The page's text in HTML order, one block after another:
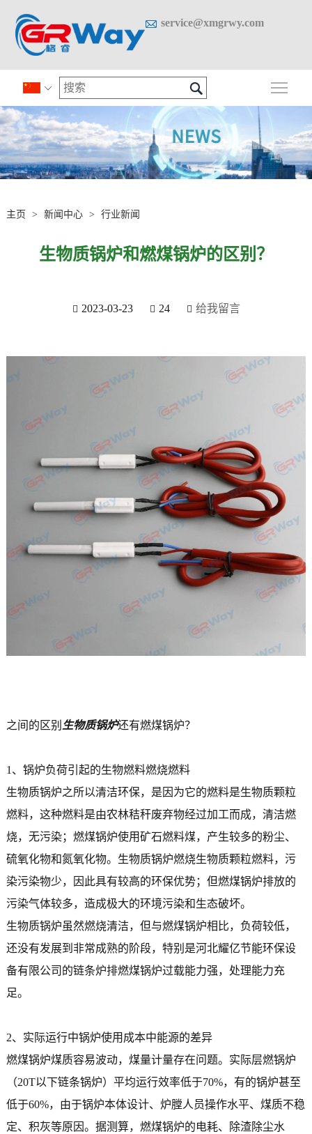
 service@xmgrwy.com
 
主页 > 新闻中心 > 行业新闻
生物质锅炉和燃煤锅炉的区别？
2023-03-23 24 给我留言
之间的区别 生物质锅炉还有燃煤锅炉？
1、锅炉负荷引起的生物燃料燃烧燃料
生物质锅炉之所以清洁环保，是因为它的燃料是生物质颗粒
燃料，这种燃料是由农林秸秆废弃物经过加工而成，清洁燃
烧，无污染；燃煤锅炉使用矿石燃料煤，产生较多的粉尘、
硫氧化物和氮氧化物。生物质锅炉燃烧生物质颗粒燃料，污
染污染物少，因此具有较高的环保优势；但燃煤锅炉排放的
污染气体较多，造成极大的环境污染和生态破坏。
生物质锅炉虽然燃烧清洁，但与燃煤锅炉相比，负荷较低，
还没有发展到非常成熟的阶段，特别是河北耀亿节能环保设
备有限公司的链条炉排燃煤锅炉过载能力强，处理能力充
足。
2、实际运行中锅炉使用成本中能源的差异
燃煤锅炉煤质容易波动，煤量计量存在问题。实际层燃锅炉
（20T以下链条锅炉）平均运行效率低于70%，有的锅炉甚至
低于60%，由于锅炉本体设计、炉膛人员操作水平、煤质不稳
定、积灰等原因。据测算，燃煤锅炉的电耗、除渣除尘水